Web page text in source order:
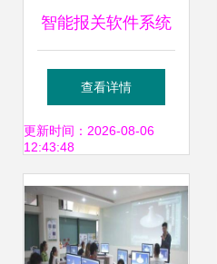
智能报关软件系统
设计与核心实现策
略
查看详情
更新时间：2026-08-06
12:43:48